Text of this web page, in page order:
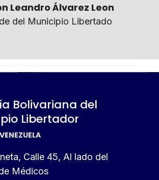
Leandro Álvarez Leon
del Municipio Libertado
Bolivariana del
Libertador
Calle 45, Al lado del
Médicos